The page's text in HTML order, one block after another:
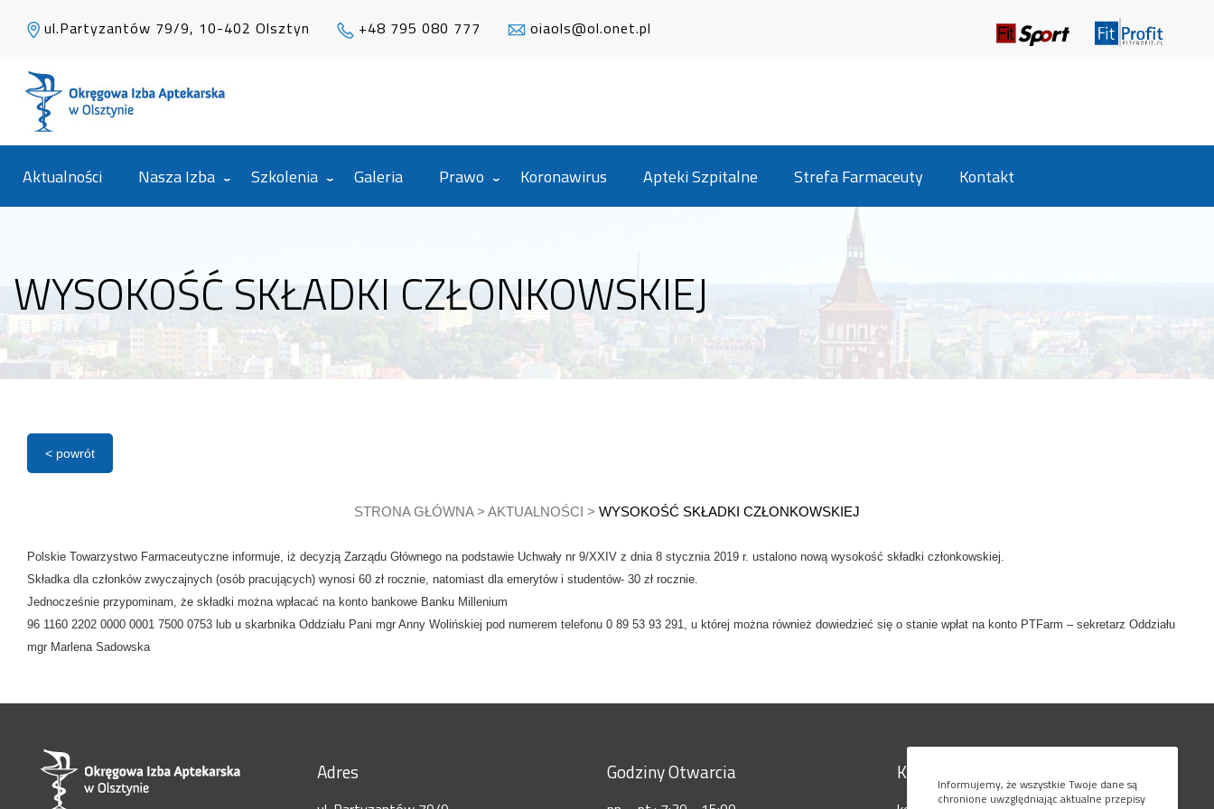
ul.Partyzantów 79/9, 10-402 Olsztyn +48 795 080 777 oiaols@ol.onet.pl
Aktualności Nasza Izba Szkolenia Galeria Prawo Koronawirus Apteki Szpitalne Strefa Farmaceuty Kontakt
WYSOKOŚĆ SKŁADKI CZŁONKOWSKIEJ
< powrót
STRONA GŁÓWNA> AKTUALNOŚCI > WYSOKOŚĆ SKŁADKI CZŁONKOWSKIEJ
Polskie Towarzystwo Farmaceutyczne informuje, iż decyzją Zarządu Głównego na podstawie Uchwały nr 9/XXIV z dnia 8 stycznia 2019 r. ustalono nową wysokość składki członkowskiej.
Składka dla członków zwyczajnych (osób pracujących) wynosi 60 zł rocznie, natomiast dla emerytów i studentów- 30 zł rocznie.
Jednocześnie przypominam, że składki można wpłacać na konto bankowe Banku Millenium
96 1160 2202 0000 0001 7500 0753 lub u skarbnika Oddziału Pani mgr Anny Wolińskiej pod numerem telefonu 0 89 53 93 291, u której można również dowiedzieć się o stanie wpłat na konto PTFarm – sekretarz Oddziału
mgr Marlena Sadowska
Adres Godziny Otwarcia KontaktInformujemy, że wszystkie Twoje dane są
chronione uwzględniając aktualne przepisy